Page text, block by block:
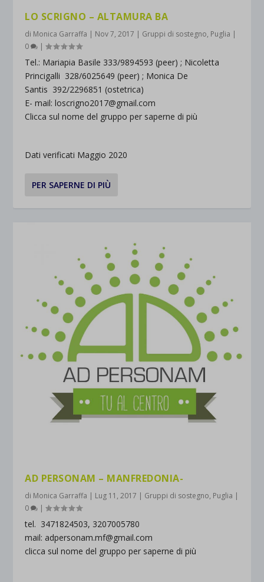
LO SCRIGNO – ALTAMURA BA
di Monica Garraffa | Nov 7, 2017 | Gruppi di sostegno, Puglia |
0
|
Tel.: Mariapia Basile 333/9894593 (peer) ; Nicoletta
Princigalli 328/6025649 (peer) ; Monica De
Santis 392/2296851 (ostetrica)
E- mail: loscrigno2017@gmail.com
Clicca sul nome del gruppo per saperne di più
Dati verificati Maggio 2020
PER SAPERNE DI PIÙ
AD PERSONAM – MANFREDONIA-
di Monica Garraffa | Lug 11, 2017 | Gruppi di sostegno, Puglia |
0
|
tel. 3471824503, 3207005780
mail: adpersonam.mf@gmail.com
clicca sul nome del gruppo per saperne di più